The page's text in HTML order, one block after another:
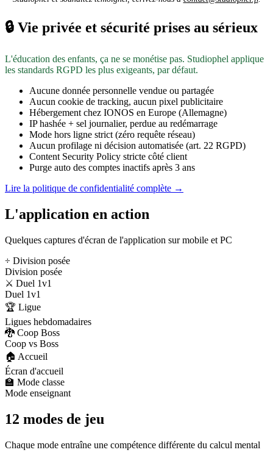
🔒 Vie privée et sécurité prises au sérieux
L'éducation des enfants, ça ne se monétise pas. Studiophel applique
les standards RGPD les plus exigeants, par défaut.
Aucune donnée personnelle vendue ou partagée
Aucun cookie de tracking, aucun pixel publicitaire
Hébergement chez IONOS en Europe (Allemagne)
IP hashée + sel journalier, perdue au redémarrage
Mode hors ligne strict (zéro requête réseau)
Aucun profilage ni décision automatisée (art. 22 RGPD)
Content Security Policy stricte côté client
Purge auto des comptes inactifs après 3 ans
Lire la politique de confidentialité complète →
L'application en action
Quelques captures d'écran de l'application sur mobile et PC
÷ Division posée
Division posée
⚔️ Duel 1v1
Duel 1v1
🏆 Ligue
Ligues hebdomadaires
🐉 Coop Boss
Coop vs Boss
🏠 Accueil
Écran d'accueil
🏫 Mode classe
Mode enseignant
12 modes de jeu
Chaque mode entraîne une compétence différente du calcul mental